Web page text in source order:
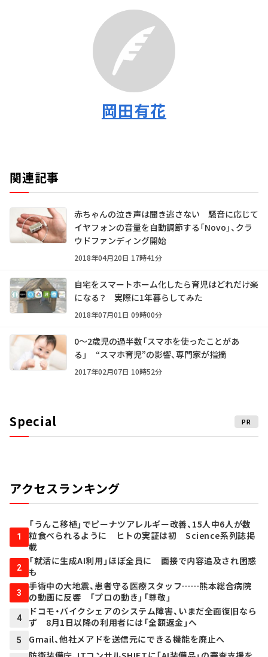
岡田有花
関連記事
赤ちゃんの泣き声は聞き逃さない 騒音に応じて
イヤフォンの音量を自動調節する「Novo」、クラ
ウドファンディング開始
2018年04月20日 17時41分
自宅をスマートホーム化したら育児はどれだけ楽
になる？ 実際に1年暮らしてみた
2018年07月01日 09時00分
0～2歳児の過半数「スマホを使ったことがあ
る」 “スマホ育児”の影響、専門家が指摘
2017年02月07日 10時52分
Special PR
アクセスランキング
1
「うんこ移植」でピーナツアレルギー改善、15人中6人が数
粒食べられるように ヒトの実証は初 Science系列誌掲
載
2
「就活に生成AI利用」ほぼ全員に 面接で内容追及され困惑
も
3
手術中の大地震、患者守る医療スタッフ……熊本総合病院
の動画に反響 「プロの動き」「尊敬」
4
ドコモ・バイクシェアのシステム障害、いまだ全面復旧なら
ず 8月1日以降の利用者には「全額返金」へ
5
Gmail、他社メアドを送信元にできる機能を廃止へ